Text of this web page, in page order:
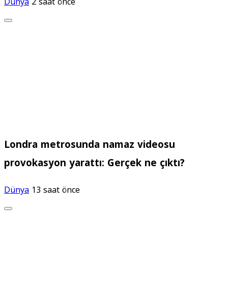
Londra metrosunda namaz videosu
provokasyon yarattı: Gerçek ne çıktı?
Dünya 13 saat önce